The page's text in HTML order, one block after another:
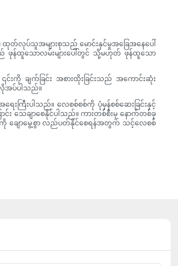
ထုတ်လုပ်သူအများစုသည် မောင်းနှင်မှုအခြေအနေပေါ်
ဖုန်ထူသောလမ်းများပေါ်တွင် သို့မဟုတ် ဖုန်ထူသော
ချက်ခြင်း အစားထိုးခြင်းသည် အကောင်းဆုံး
အပ်ပါသည်။
ကြီးပါသည်။ လေစစ်စစ်ကို ပုံမှန်စစ်ဆေးခြင်းနှင့်
င်း သေချာစေနိုင်ပါသည်။ ကားတစ်စီးမှ နောက်တစ်ခု
ကို ချောမွေ့စွာ လည်ပတ်နိုင်စေရန်အတွက် သင့်လေစစ်